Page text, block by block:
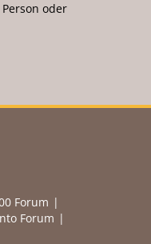
oder
Forum
Forum